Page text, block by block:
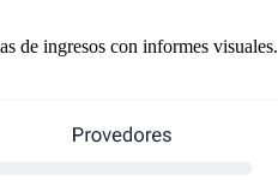
de ingresos con informes visuales.